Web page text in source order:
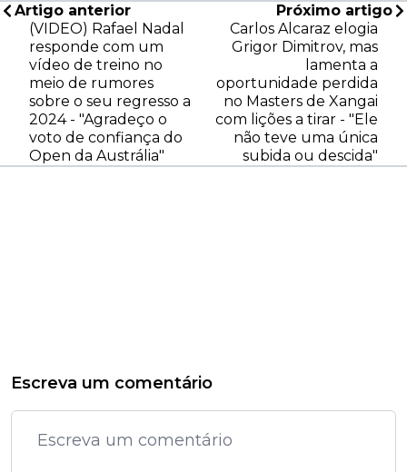
Artigo anterior
(VIDEO) Rafael Nadal
responde com um
vídeo de treino no
meio de rumores
sobre o seu regresso a
2024 - "Agradeço o
voto de confiança do
Open da Austrália"
Próximo artigo
Carlos Alcaraz elogia
Grigor Dimitrov, mas
lamenta a
oportunidade perdida
no Masters de Xangai
com lições a tirar - "Ele
não teve uma única
subida ou descida"
Escreva um comentário